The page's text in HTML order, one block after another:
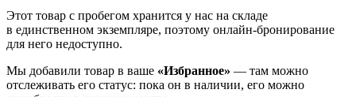
Этот товар с пробегом хранится у нас на складе
в единственном экземпляре, поэтому онлайн-бронирование
для него недоступно.
Мы добавили товар в ваше «Избранное» — там можно
отслеживать его статус: пока он в наличии, его можно